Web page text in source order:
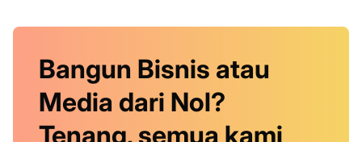
Bangun Bisnis atau
Media dari Nol?
Tenang, semua kami